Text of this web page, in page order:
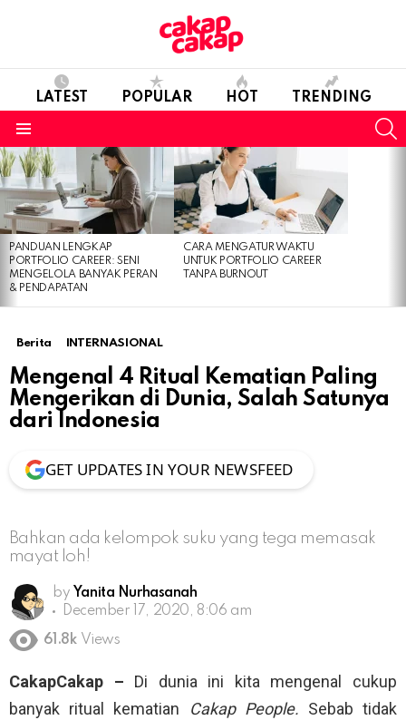
LATEST POPULAR HOT TRENDING
LATEST
STORIES
PANDUAN LENGKAP
PORTFOLIO CAREER: SENI
MENGELOLA BANYAK PERAN
& PENDAPATAN
CARA MENGATUR WAKTU
UNTUK PORTFOLIO CAREER
TANPA BURNOUT
Berita INTERNASIONAL
Mengenal 4 Ritual Kematian Paling
Mengerikan di Dunia, Salah Satunya
dari Indonesia
GET UPDATES IN YOUR NEWSFEED
Bahkan ada kelompok suku yang tega memasak
mayat loh!
by Yanita Nurhasanah
December 17, 2020, 8:06 am
61.8k Views
CakapCakap – Di dunia ini kita mengenal cukup
banyak ritual kematian
Cakap People. Sebab tidak